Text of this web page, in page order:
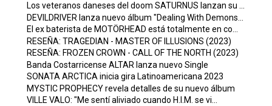
Los veteranos daneses del doom SATURNUS lanzan su ...
DEVILDRIVER lanza nuevo álbum "Dealing With Demons...
El ex baterista de MOTÖRHEAD está totalmente en co...
RESEÑA: TRAGEDIAN - MASTER OF ILLUSIONS (2023)
RESEÑA: FROZEN CROWN - CALL OF THE NORTH (2023)
Banda Costarricense ALTAR lanza nuevo Single
SONATA ARCTICA inicia gira Latinoamericana 2023
MYSTIC PROPHECY revela detalles de su nuevo álbum
VILLE VALO: "Me sentí aliviado cuando H.I.M. se vi...